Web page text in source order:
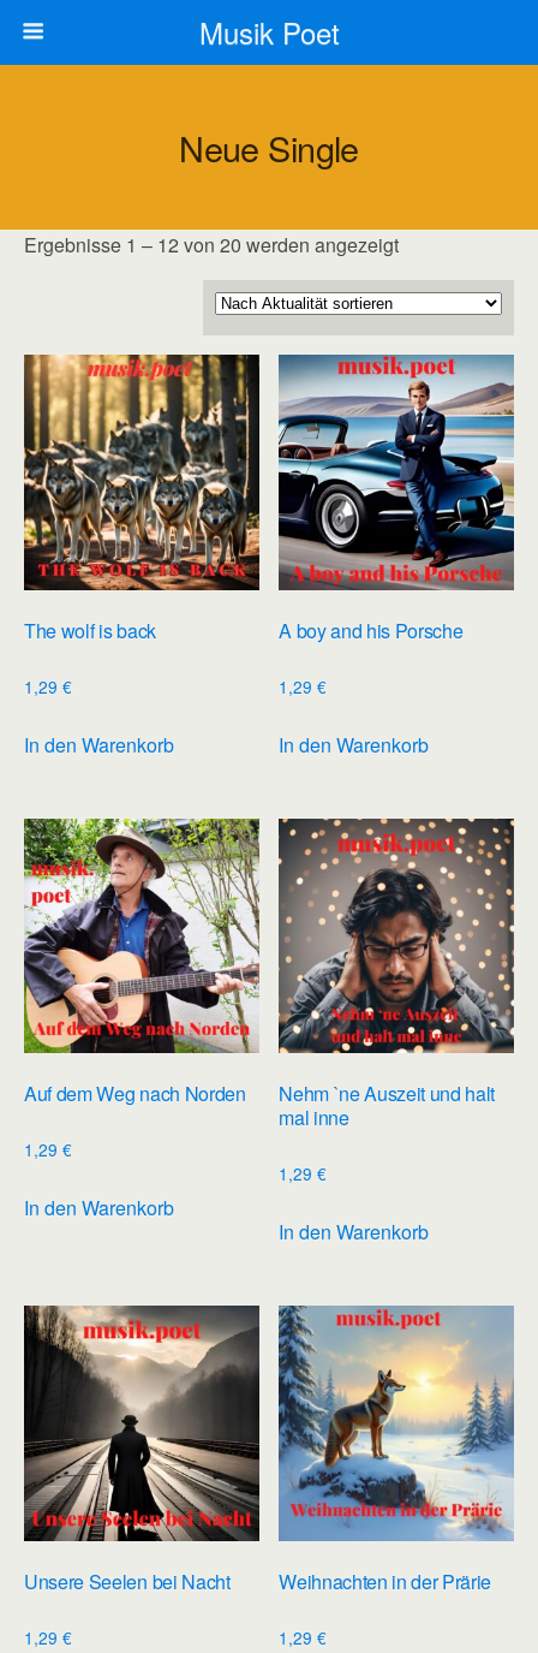
Musik Poet
Neue Single
Ergebnisse 1 – 12 von 20 werden angezeigtNach
Aktualität
The wolf is back
1,29 €
In den Warenkorb
A boy and his Porsche
1,29€
In den Warenkorb
Auf dem Weg nach Norden
1,29 €
In den Warenkorb
Nehm `ne Auszeit und halt
mal inne
1,29€
In den Warenkorb
Unsere Seelen bei Nacht
1,29 €
Weihnachten in der Prärie
1,29€